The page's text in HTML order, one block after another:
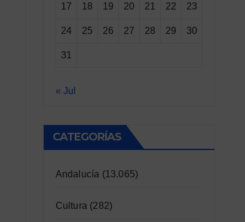
17 18 19 20 21 22 23
24 25 26 27 28 29 30
31
« Jul
CATEGORÍAS
Andalucía (13.065)
Cultura (282)